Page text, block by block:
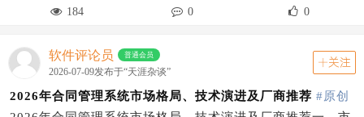
184 0 0
软件评论员 普通会员
2026-07-09发布于“天涯杂谈”
关注
2026年合同管理系统市场格局、技术演进及厂商推荐 #原创